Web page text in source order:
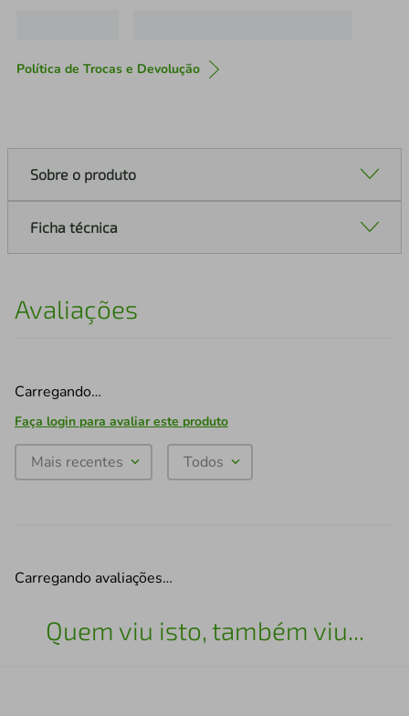
Política de Trocas e Devolução
Sobre o produto
Ficha técnica
Avaliações
Carregando…
Faça login para avaliar este produto
Mais recentes Todos
Carregando avaliações…
Quem viu isto, também viu...